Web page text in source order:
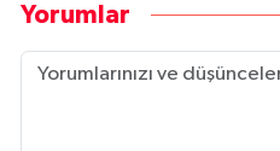
Yorumlar